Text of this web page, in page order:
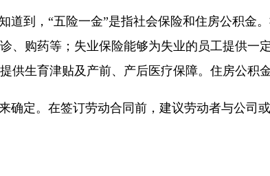
道到，“五险一金”是指社会保险和住房公积金
、购药等；失业保险能够为失业的员工提供一
生育津贴及产前、产后医疗保障。住房公积
定。在签订劳动合同前，建议劳动者与公司